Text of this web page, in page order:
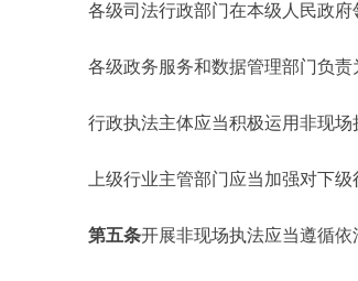
各级司法行政部门在本级人民政府
各级政务服务和数据管理部门负责
行政执法主体应当积极运用非现场
上级行业主管部门应当加强对下级行
第五条开展非现场执法应当遵循依